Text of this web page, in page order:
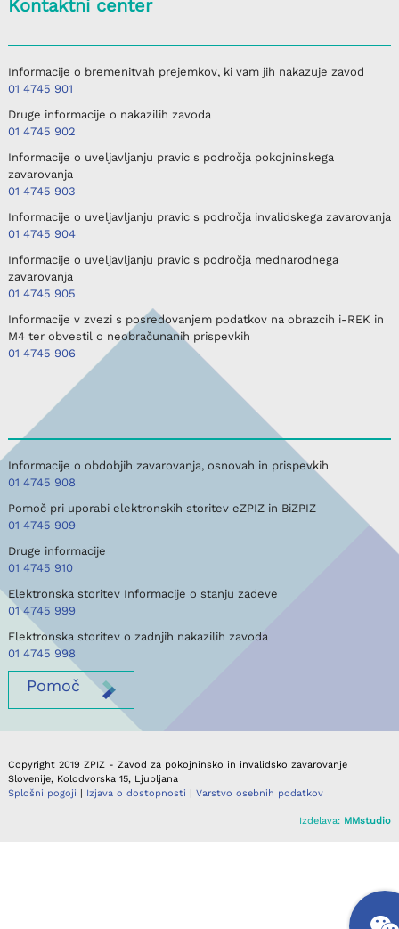
Kontaktni center
Informacije o bremenitvah prejemkov, ki vam jih nakazuje zavod
01 4745 901
Druge informacije o nakazilih zavoda
01 4745 902
Informacije o uveljavljanju pravic s področja pokojninskega
zavarovanja
01 4745 903
Informacije o uveljavljanju pravic s področja invalidskega zavarovanja
01 4745 904
Informacije o uveljavljanju pravic s področja mednarodnega
zavarovanja
01 4745 905
Informacije v zvezi s posredovanjem podatkov na obrazcih i-REK in
M4 ter obvestil o neobračunanih prispevkih
01 4745 906
Informacije o obdobjih zavarovanja, osnovah in prispevkih
01 4745 908
Pomoč pri uporabi elektronskih storitev eZPIZ in BiZPIZ
01 4745 909
Druge informacije
01 4745 910
Elektronska storitev Informacije o stanju zadeve
01 4745 999
Elektronska storitev o zadnjih nakazilih zavoda
01 4745 998
Pomoč
Copyright 2019 ZPIZ - Zavod za pokojninsko in invalidsko zavarovanje
Slovenije, Kolodvorska 15, Ljubljana
Splošni pogoji | Izjava o dostopnosti | Varstvo osebnih podatkov
Izdelava: MMstudio